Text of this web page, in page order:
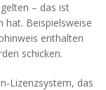
gelten – das ist
hat. Beispielsweise
enthalten
schicken.
, das